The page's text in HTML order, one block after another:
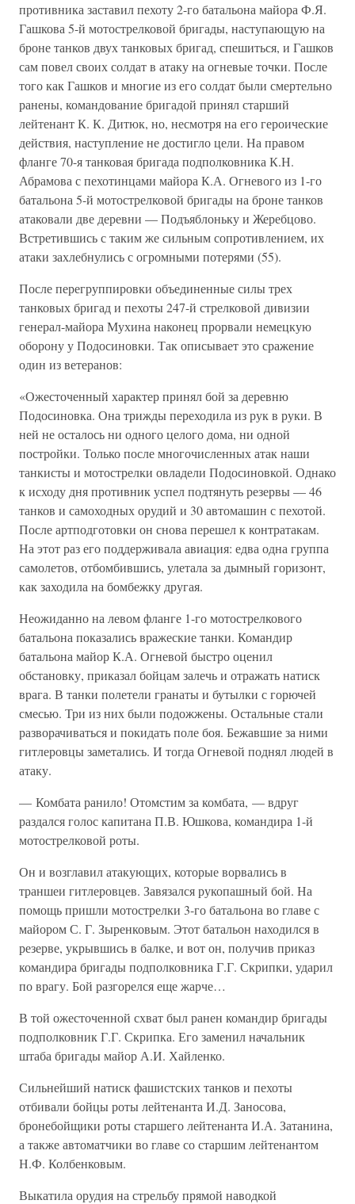
противника заставил пехоту 2-го батальона майора Ф.Я.
Гашкова 5-й мотострелковой бригады, наступающую на
броне танков двух танковых бригад, спешиться, и Гашков
сам повел своих солдат в атаку на огневые точки. После
того как Гашков и многие из его солдат были смертельно
ранены, командование бригадой принял старший
лейтенант К. К. Дитюк, но, несмотря на его героические
действия, наступление не достигло цели. На правом
фланге 70-я танковая бригада подполковника К.Н.
Абрамова с пехотинцами майора К.А. Огневого из 1-го
батальона 5-й мотострелковой бригады на броне танков
атаковали две деревни — Подъяблоньку и Жеребцово.
Встретившись с таким же сильным сопротивлением, их
атаки захлебнулись с огромными потерями (55).
После перегруппировки объединенные силы трех
танковых бригад и пехоты 247-й стрелковой дивизии
генерал-майора Мухина наконец прорвали немецкую
оборону у Подосиновки. Так описывает это сражение
один из ветеранов:
«Ожесточенный характер принял бой за деревню
Подосиновка. Она трижды переходила из рук в руки. В
ней не осталось ни одного целого дома, ни одной
постройки. Только после многочисленных атак наши
танкисты и мотострелки овладели Подосиновкой. Однако
к исходу дня противник успел подтянуть резервы — 46
танков и самоходных орудий и 30 автомашин с пехотой.
После артподготовки он снова перешел к контратакам.
На этот раз его поддерживала авиация: едва одна группа
самолетов, отбомбившись, улетала за дымный горизонт,
как заходила на бомбежку другая.
Неожиданно на левом фланге 1-го мотострелкового
батальона показались вражеские танки. Командир
батальона майор К.А. Огневой быстро оценил
обстановку, приказал бойцам залечь и отражать натиск
врага. В танки полетели гранаты и бутылки с горючей
смесью. Три из них были подожжены. Остальные стали
разворачиваться и покидать поле боя. Бежавшие за ними
гитлеровцы заметались. И тогда Огневой поднял людей в
атаку.
— Комбата ранило! Отомстим за комбата, — вдруг
раздался голос капитана П.В. Юшкова, командира 1-й
мотострелковой роты.
Он и возглавил атакующих, которые ворвались в
траншеи гитлеровцев. Завязался рукопашный бой. На
помощь пришли мотострелки 3-го батальона во главе с
майором С. Г. Зыренковым. Этот батальон находился в
резерве, укрывшись в балке, и вот он, получив приказ
командира бригады подполковника Г.Г. Скрипки, ударил
по врагу. Бой разгорелся еще жарче…
В той ожесточенной схват был ранен командир бригады
подполковник Г.Г. Скрипка. Его заменил начальник
штаба бригады майор А.И. Хайленко.
Сильнейший натиск фашистских танков и пехоты
отбивали бойцы роты лейтенанта И.Д. Заносова,
бронебойщики роты старшего лейтенанта И.А. Затанина,
а также автоматчики во главе со старшим лейтенантом
Н.Ф. Колбенковым.
Выкатила орудия на стрельбу прямой наводкой